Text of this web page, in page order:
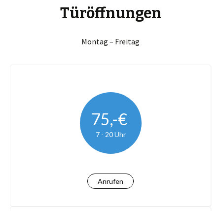
Türöffnungen
Montag – Freitag
75,-€
7 - 20 Uhr
Anrufen